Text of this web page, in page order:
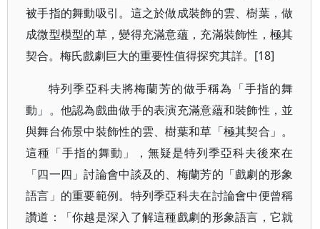
被手指的舞動吸引。這之於做成裝飾的雲、樹葉，做
成微型模型的草，變得充滿意蘊，充滿裝飾性，極其
契合。梅氏戲劇巨大的重要性值得探究其詳。[18]
特列季亞科夫將梅蘭芳的做手稱為「手指的舞
動」。他認為戲曲做手的表演充滿意蘊和裝飾性，並
與舞台佈景中裝飾性的雲、樹葉和草「極其契合」。
這種「手指的舞動」，無疑是特列季亞科夫後來在
「四一四」討論會中談及的、梅蘭芳的「戲劇的形象
語言」的重要範例。特列季亞科夫在討論會中便曾稱
讚道：「你越是深入了解這種戲劇的形象語言，它就